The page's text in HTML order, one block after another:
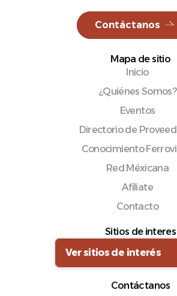
Contáctanos
Mapa de sitio
Inicio
¿Quiénes Somos?
Eventos
Directorio de
Conocimiento
Red Méxicana
Afíliate
Contacto
Sitios de interes
Ver sitios de interés
Contáctanos